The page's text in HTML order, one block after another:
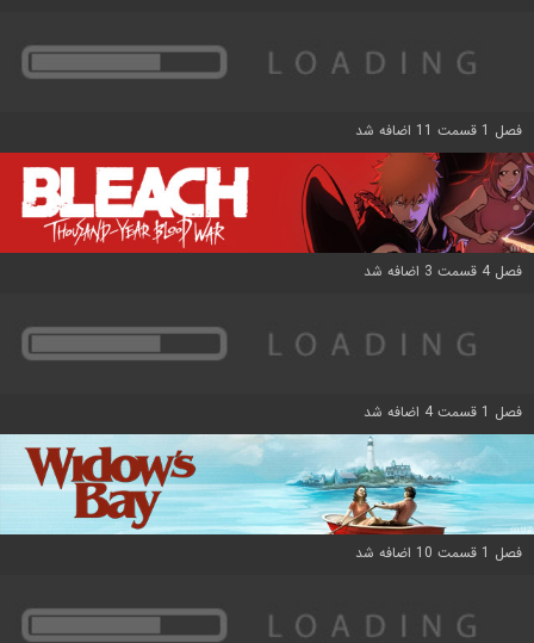
فصل 1 قسمت 11 اضافه شد
فصل 4 قسمت 3 اضافه شد
فصل 1 قسمت 4 اضافه شد
فصل 1 قسمت 10 اضافه شد